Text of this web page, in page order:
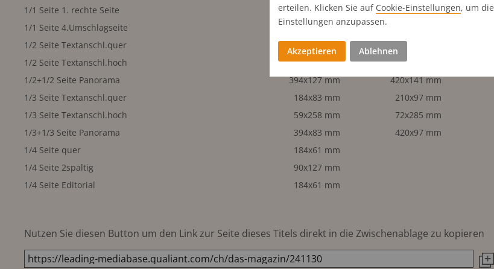
1/1 Seite 1. rechte Seite
184x258 mm 210x285 mm
1/1 Seite 4.Umschlagseite
184x258 mm
1/2 Seite Textanschl.quer
184x127 mm 210x141 mm
1/2 Seite Textanschl.hoch
90x258 mm 103x285 mm
1/2+1/2 Seite Panorama
394x127 mm 420x141 mm
1/3 Seite Textanschl.quer
184x83 mm 210x97 mm
1/3 Seite Textanschl.hoch
59x258 mm 72x285 mm
1/3+1/3 Seite Panorama
394x83 mm 420x97 mm
1/4 Seite quer
184x61 mm
1/4 Seite 2spaltig
90x127 mm
1/4 Seite Editorial
184x61 mm
Nutzen Sie diesen Button um den Link zur Seite dieses Titels direkt in die Zwischenablage zu kopieren
erteilen. Klicken Sie auf Cookie-Einstellungen, um die
Einstellungen anzupassen.
Akzeptieren Ablehnen